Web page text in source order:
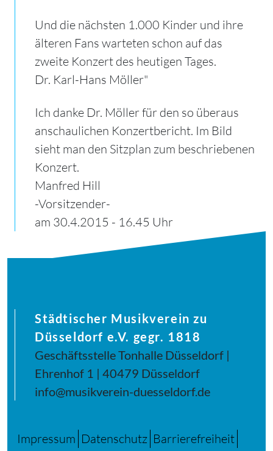
Und die nächsten 1.000 Kinder und ihre
älteren Fans warteten schon auf das
zweite Konzert des heutigen Tages.
Dr. Karl-Hans Möller"
Ich danke Dr. Möller für den so überaus
anschaulichen Konzertbericht. Im Bild
sieht man den Sitzplan zum beschriebenen
Konzert.
Manfred Hill
-Vorsitzender-
am 30.4.2015 - 16.45 Uhr
Städtischer Musikverein zu
Düsseldorf e.V. gegr. 1818
Geschäftsstelle Tonhalle Düsseldorf |
Ehrenhof 1 | 40479 Düsseldorf
info@musikverein-duesseldorf.de
Impressum Datenschutz Barrierefreiheit